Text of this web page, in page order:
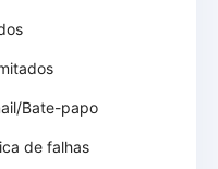
Bate-papo
de falhas